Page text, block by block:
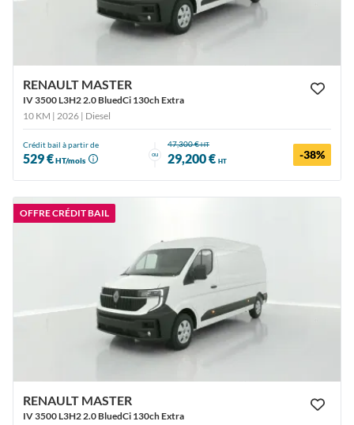
RENAULT MASTER
IV 3500 L3H2 2.0 BluedCi 130ch Extra
10 KM | 2026 | Diesel
Crédit bail à partir de
529 €HT/mois
ou
47,300 €HT
29,200 € HT -38%
OFFRE CRÉDIT BAIL
RENAULT MASTER
IV 3500 L3H2 2.0 BluedCi 130ch Extra